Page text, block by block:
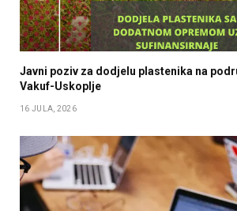
Javni poziv za dodjelu plastenika na
Vakuf-Uskoplje
16 JULA, 2026